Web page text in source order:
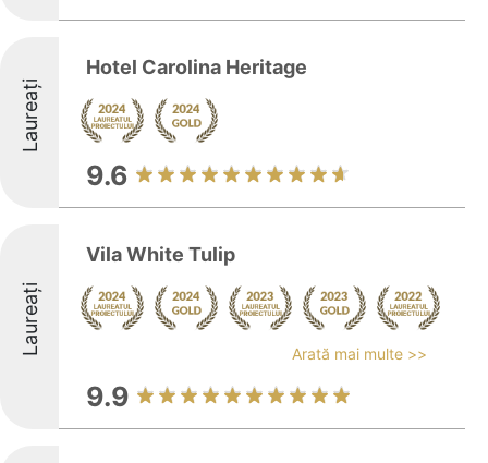
Laureați
Hotel Carolina Heritage
9.6
Laureați
Vila White Tulip
Arată mai multe >>
9.9